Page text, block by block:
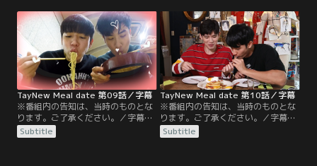
インド料理を食べるかを決めるた
め、とあるゲームを行う。その後、
チュラロンコーン大学近くの人気タ
イ料理店で二人が大好きなデザート
に舌鼓。
にある有名なベトナム料理店を訪
問。その後、テーは自分のお姉さん
用にブラジャーを買うミッションに
挑むことに。知識のない二人のため
にゴッジが登場し、二人をサポート
する。
TayNew Meal date 第09話／字幕
※番組内の告知は、当時のものとな
ります。ご了承ください。／字幕／
第9話／今回はなんとテーとニュー
が東京に！寒空の下、迎賓館赤坂離
Subtitle
TayNew Meal date 第10話／字幕
※番組内の告知は、当時のものとな
ります。ご了承ください。／字幕／
第10話／タイに戻ったテーとニュー
の二人。今回はおいしいだけでな
Subtitle